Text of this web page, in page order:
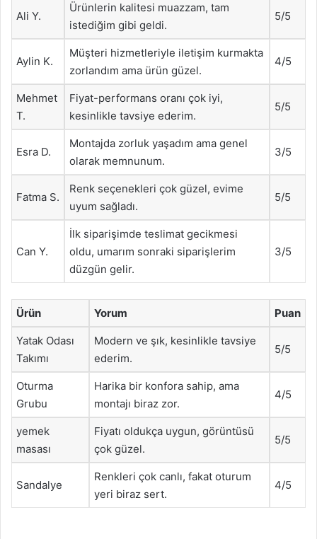
Ali Y.
Ürünlerin kalitesi muazzam, tam
istediğim gibi geldi.
5/5
Aylin K.
Müşteri hizmetleriyle iletişim kurmakta
zorlandım ama ürün güzel.
4/5
Mehmet
T.
Fiyat-performans oranı çok iyi,
kesinlikle tavsiye ederim.
5/5
Esra D.
Montajda zorluk yaşadım ama genel
olarak memnunum.
3/5
Fatma S.
Renk seçenekleri çok güzel, evime
uyum sağladı.
5/5
Can Y.
İlk siparişimde teslimat gecikmesi
oldu, umarım sonraki siparişlerim
düzgün gelir.
3/5
Ürün Yorum Puan
Yatak Odası
Takımı
Modern ve şık, kesinlikle tavsiye
ederim.
5/5
Oturma
Grubu
Harika bir konfora sahip, ama
montajı biraz zor.
4/5
yemek
masası
Fiyatı oldukça uygun, görüntüsü
çok güzel.
5/5
Sandalye
Renkleri çok canlı, fakat oturum
yeri biraz sert.
4/5